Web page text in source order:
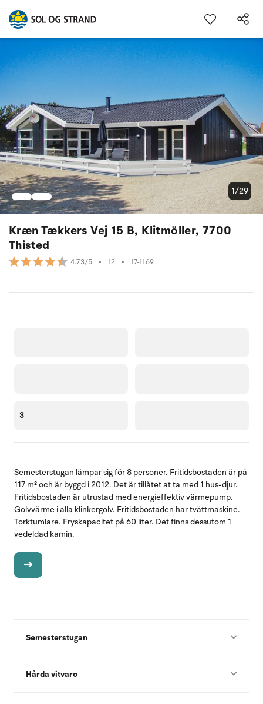
Kræn Tækkers Vej 15 B, Klitmöller, 7700
Thisted
4.73/5 • 12 • 17-1169
1/29
3
Semesterstugan lämpar sig för 8 personer. Fritidsbostaden är på
117 m² och är byggd i 2012. Det är tillåtet at ta med 1 hus-djur.
Fritidsbostaden är utrustad med energieffektiv värmepump.
Golvvärme i alla klinkergolv. Fritidsbostaden har tvättmaskine.
Torktumlare. Fryskapacitet på 60 liter. Det finns dessutom 1
vedeldad kamin.
Semesterstugan
Hårda vitvaro